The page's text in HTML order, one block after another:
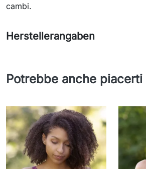
cambi.
Herstellerangaben
Potrebbe anche piacerti